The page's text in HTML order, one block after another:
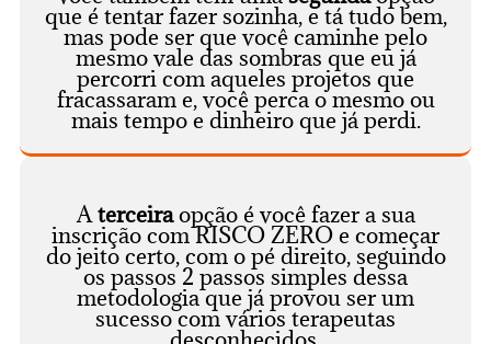
que é tentar fazer sozinha, e tá tudo bem,
mas pode ser que você caminhe pelo
mesmo vale das sombras que eu já
percorri com aqueles projetos que
fracassaram e, você perca o mesmo ou
mais tempo e dinheiro que já perdi.
Aterceiraopção é você fazer a sua
inscrição com RISCO ZERO e começar
do jeito certo, com o pé direito, seguindo
os passos 2 passos simples dessa
metodologia que já provou ser um
sucesso com vários terapeutas